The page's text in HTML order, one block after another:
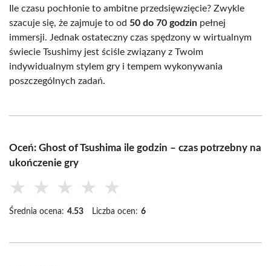
Ile czasu pochłonie to ambitne przedsięwzięcie? Zwykle
szacuje się, że zajmuje to od 50 do 70 godzin pełnej
immersji. Jednak ostateczny czas spędzony w wirtualnym
świecie Tsushimy jest ściśle związany z Twoim
indywidualnym stylem gry i tempem wykonywania
poszczególnych zadań.
Oceń: Ghost of Tsushima ile godzin – czas potrzebny na
ukończenie gry
★ ★ ★ ★ ★
Średnia ocena: 4.53 Liczba ocen: 6